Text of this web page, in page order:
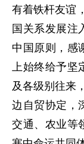
有着铁杆友谊
国关系发展注
中国原则，感
上始终给予
及各级别往来
边自贸协定，
交通、农业等